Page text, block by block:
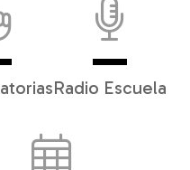
Radio Escuela